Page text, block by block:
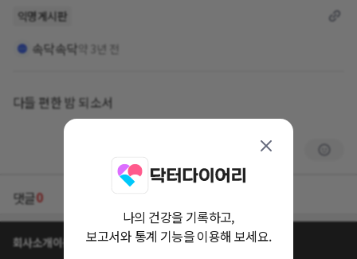
익명게시판
속닥속닥 약 3년 전
다들 편한 밤 되소서
댓글0
회사소개이용약관개인정보 처리방침
나의 건강을 기록하고,
보고서와 통계 기능을 이용해 보세요.